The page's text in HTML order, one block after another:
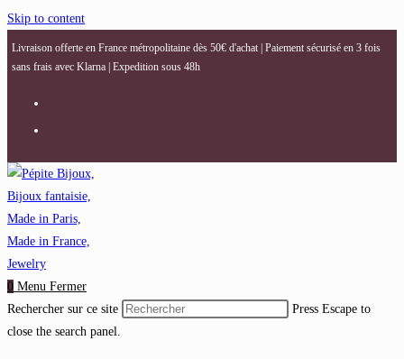
Skip to content
Livraison offerte en France métropolitaine dès 50€ d'achat | Paiement sécurisé en 3 fois
sans frais avec Klarna | Expedition sous 48h
0 Menu Fermer
Rechercher sur ce site
Press Escape to
close the search panel.